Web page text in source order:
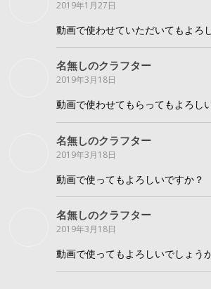
2019年1月27日
動画で使わせていただいてもよろ
名無しのクラフター
2019年3月18日
動画で使わせてもらってもよろし
名無しのクラフター
2019年3月18日
動画で使ってもよろしいですか？
名無しのクラフター
2019年3月18日
動画で使ってもよろしいでしょう